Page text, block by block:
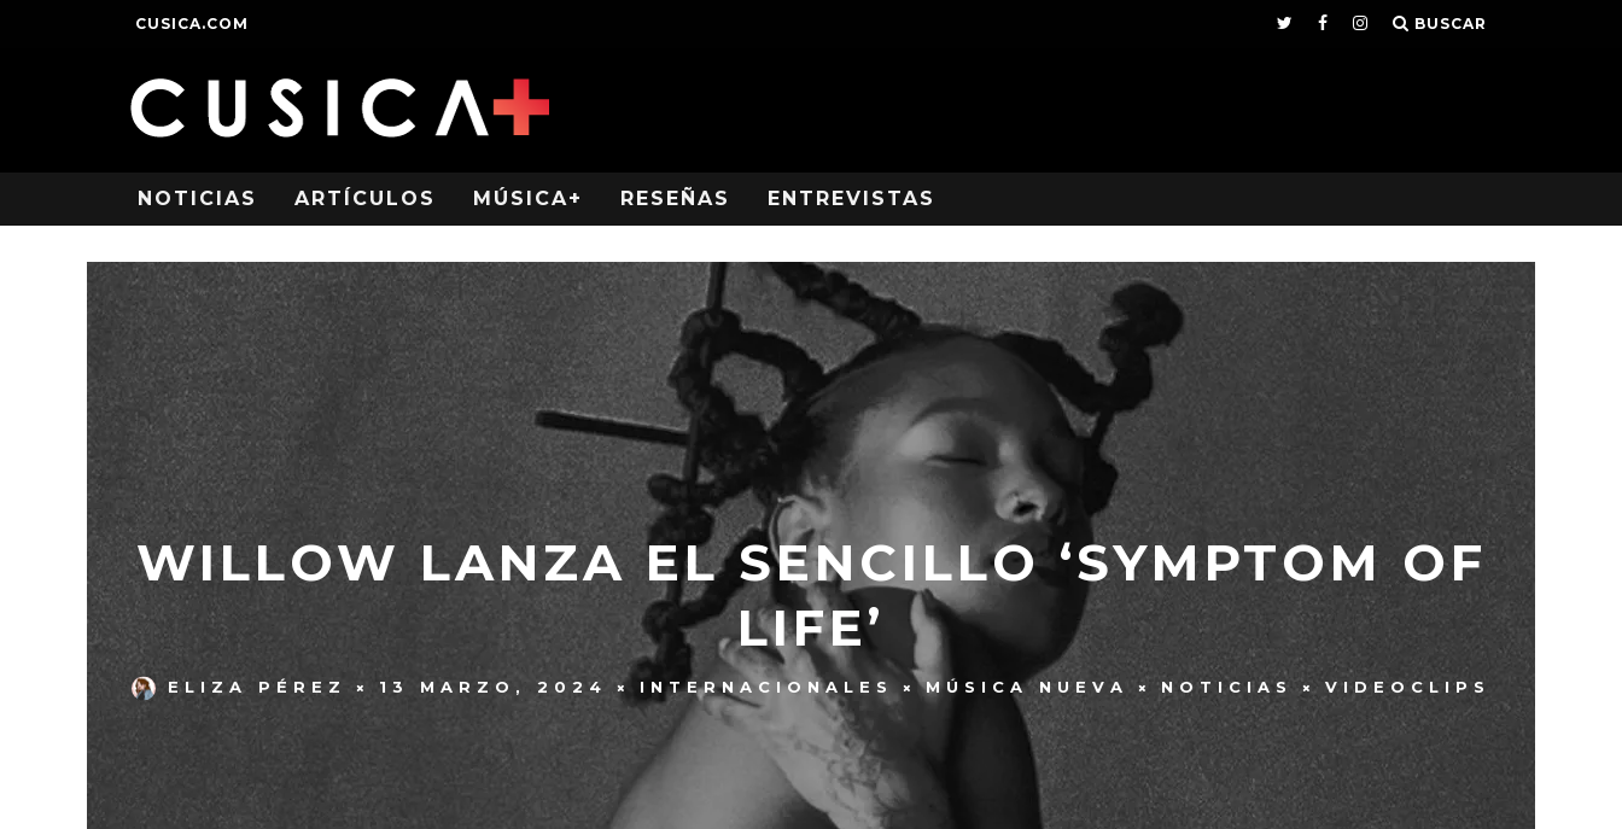
CUSICA.COM BUSCAR
NOTICIAS ARTÍCULOS MÚSICA+ RESEÑAS ENTREVISTAS
WILLOW LANZA EL SENCILLO ‘SYMPTOM OF
LIFE’
ELIZA PÉREZ 13 MARZO, 2024 INTERNACIONALES MÚSICA NUEVA NOTICIAS VIDEOCLIPS